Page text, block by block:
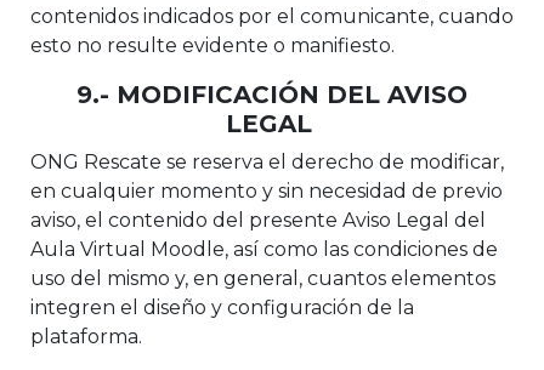
contenidos indicados por el comunicante, cuando
esto no resulte evidente o manifiesto.
9.- MODIFICACIÓN DEL AVISO
LEGAL
ONG Rescate se reserva el derecho de modificar,
en cualquier momento y sin necesidad de previo
aviso, el contenido del presente Aviso Legal del
Aula Virtual Moodle, así como las condiciones de
uso del mismo y, en general, cuantos elementos
integren el diseño y configuración de la
plataforma.